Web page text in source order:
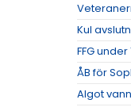
Kul
FFG under
ÅB för
Algot